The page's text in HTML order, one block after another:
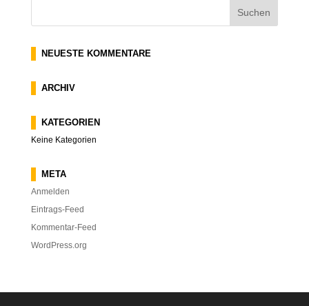
NEUESTE KOMMENTARE
ARCHIV
KATEGORIEN
Keine Kategorien
META
Anmelden
Eintrags-Feed
Kommentar-Feed
WordPress.org